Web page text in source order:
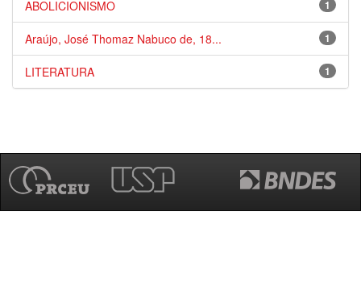
1
ABOLICIONISMO
1
Araújo, José Thomaz Nabuco de, 18...
1
LITERATURA